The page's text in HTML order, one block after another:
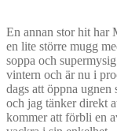
En annan stor hit har
en lite större mugg
soppa och
vintern och är nu i
dags att öppna
och jag tänker direkt
kommer att förbli en